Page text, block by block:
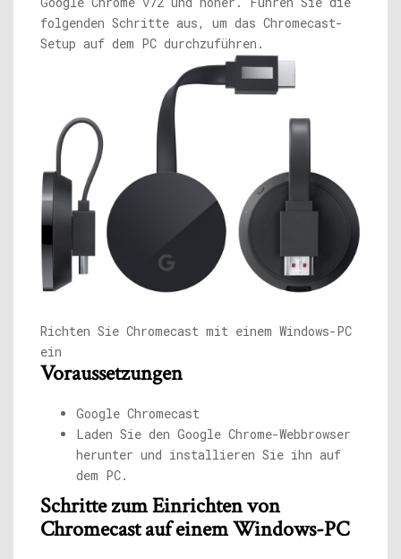
folgenden Schritte aus, um das Chromecast-
Setup auf dem PC durchzuführen.
Richten Sie Chromecast mit einem Windows-PC
ein
Voraussetzungen
Google Chromecast
Laden Sie den Google Chrome-Webbrowser
herunter und installieren Sie ihn auf
dem PC.
Schritte zum Einrichten von
Chromecast auf einem Windows-PC